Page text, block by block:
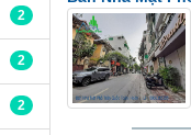
2
2
2